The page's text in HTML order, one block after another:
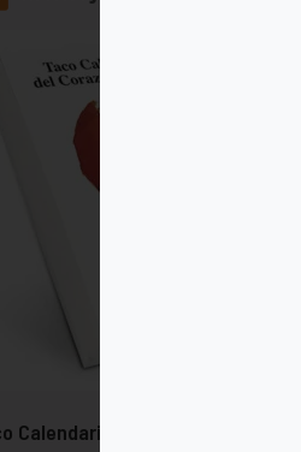
Calendario del Corazón de Jesús